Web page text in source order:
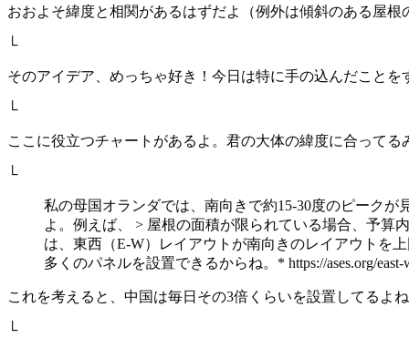
おおよそ緯度と相関があるはずだよ（例外は傾斜のある屋
└
そのアイデア、めっちゃ好き！今日は特に手の込んだこと
└
ここに役立つチャートがあるよ。君の大体の緯度に合ってる
└
私の母国オランダでは、南向きで約15-30度のピーク
よ。例えば、 > 屋根の面積が限られている場合、予算
は、東西（E-W）レイアウトが南向きのレイアウトを
多くのパネルを設置できるからね。* https://ases.org/
これを考えると、中国は毎日その3倍くらいを設置してるよね
└